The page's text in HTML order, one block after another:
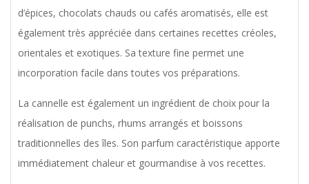
d’épices, chocolats chauds ou cafés aromatisés, elle est
également très appréciée dans certaines recettes créoles,
orientales et exotiques. Sa texture fine permet une
incorporation facile dans toutes vos préparations.
La cannelle est également un ingrédient de choix pour la
réalisation de punchs, rhums arrangés et boissons
traditionnelles des îles. Son parfum caractéristique apporte
immédiatement chaleur et gourmandise à vos recettes.